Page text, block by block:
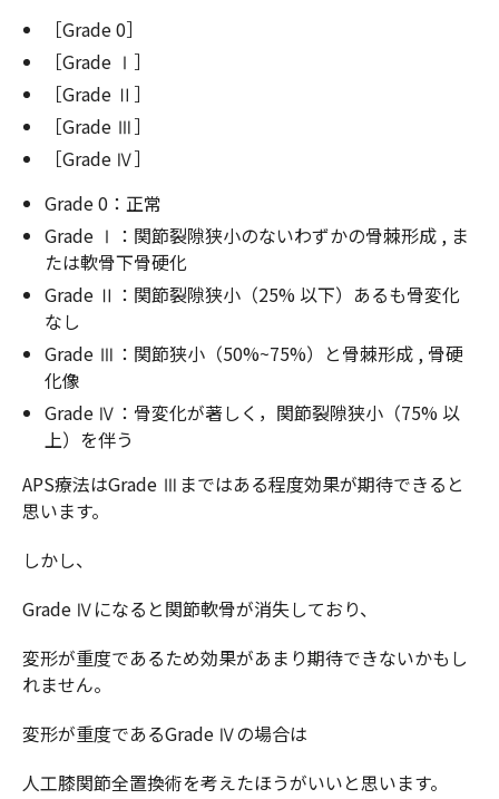
［Grade 0］
［Grade Ⅰ］
［Grade Ⅱ］
［Grade Ⅲ］
［Grade Ⅳ］
Grade 0：正常
Grade Ⅰ：関節裂隙狭小のないわずかの骨棘形成 , ま
たは軟骨下骨硬化
Grade Ⅱ：関節裂隙狭小（25% 以下）あるも骨変化
なし
Grade Ⅲ：関節狭小（50%~75%）と骨棘形成 , 骨硬
化像
Grade Ⅳ：骨変化が著しく，関節裂隙狭小（75% 以
上）を伴う
APS療法はGrade Ⅲまではある程度効果が期待できると
思います。
しかし、
Grade Ⅳになると関節軟骨が消失しており、
変形が重度であるため効果があまり期待できないかもし
れません。
変形が重度であるGrade Ⅳの場合は
人工膝関節全置換術を考えたほうがいいと思います。